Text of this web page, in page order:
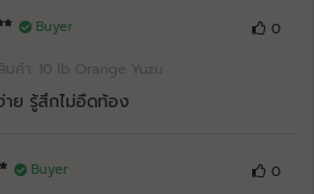
หมดอายุ: 09/26
Buyer
สินค้า: 10 lb Orange Yuzu
0
ย รู้สึกไม่อืดท้อง
Buyer 0